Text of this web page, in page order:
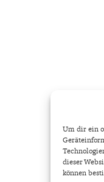
Um dir ein
dieser
können